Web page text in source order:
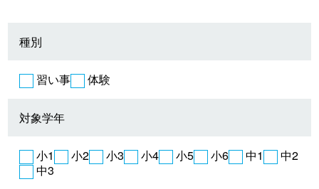
種別
習い事 体験
対象学年
小1 小2 小3 小4 小5 小6 中1
中2
中3